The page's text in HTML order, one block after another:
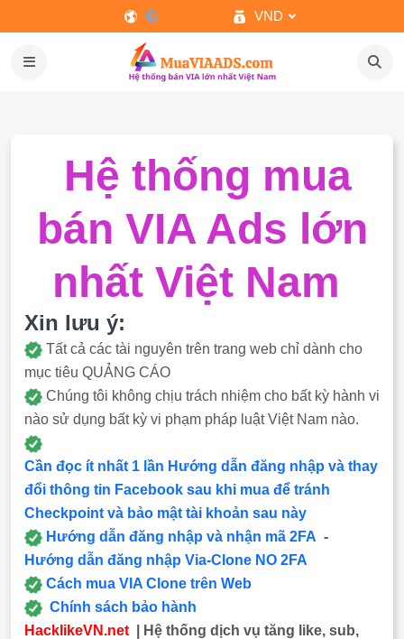
VND
Hệ thống mua
bán VIA Ads lớn
nhất Việt Nam
Xin lưu ý:
Tất cả các tài nguyên trên trang web chỉ dành cho
mục tiêu QUẢNG CÁO
Chúng tôi không chịu trách nhiệm cho bất kỳ hành vi
nào sử dụng bất kỳ vi phạm pháp luật Việt Nam nào.
Cần đọc ít nhất 1 lần Hướng dẫn đăng nhập và thay
đổi thông tin Facebook sau khi mua để tránh
Checkpoint và bảo mật tài khoản sau này
Hướng dẫn đăng nhập và nhận mã 2FA -
Hướng dẫn đăng nhập Via-Clone NO 2FA
Cách mua VIA Clone trên Web
Chính sách bảo hành
HacklikeVN.net | Hệ thống dịch vụ tăng like, sub,